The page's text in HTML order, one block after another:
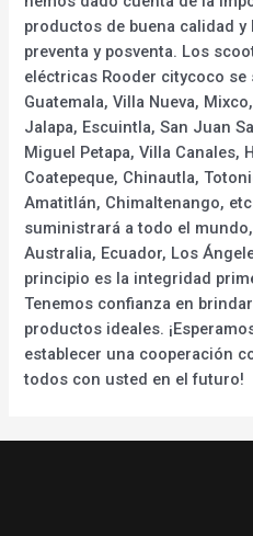
productos de buena calidad
preventa y posventa. Los
eléctricas Rooder citycoco
Guatemala, Villa Nueva,
Jalapa, Escuintla, San Juan
Miguel Petapa, Villa Canales,
Coatepeque, Chinautla,
Amatitlán, Chimaltenango,
suministrará a todo el
Australia, Ecuador, Los
principio es la integridad
Tenemos confianza en
productos ideales.
establecer una cooperación
todos con usted en el futuro!